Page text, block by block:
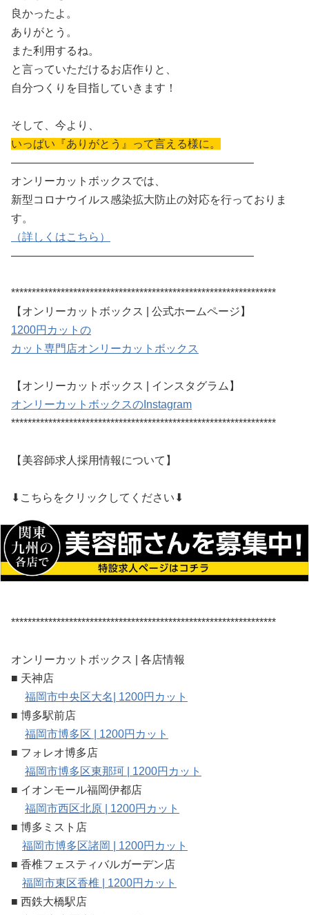
良かったよ。
ありがとう。
また利用するね。
と言っていただけるお店作りと、
自分つくりを目指していきます！
そして、今より、
いっぱい『ありがとう』って言える様に。
——————————————————————
オンリーカットボックスでは、
新型コロナウイルス感染拡大防止の対応を行っておりま
す。
（詳しくはこちら）
——————————————————————
****************************************************************
【オンリーカットボックス | 公式ホームページ】
1200円カットの
カット専門店オンリーカットボックス
【オンリーカットボックス | インスタグラム】
オンリーカットボックスのInstagram
****************************************************************
【美容師求人採用情報について】
⬇︎こちらをクリックしてください⬇︎
****************************************************************
オンリーカットボックス | 各店情報
■ 天神店
福岡市中央区大名| 1200円カット
■ 博多駅前店
福岡市博多区 | 1200円カット
■ フォレオ博多店
福岡市博多区東那珂 | 1200円カット
■ イオンモール福岡伊都店
福岡市西区北原 | 1200円カット
■ 博多ミスト店
福岡市博多区諸岡 | 1200円カット
■ 香椎フェスティバルガーデン店
福岡市東区香椎 | 1200円カット
■ 西鉄大橋駅店